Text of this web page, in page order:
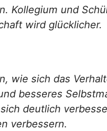
Kollegium und
wird glücklicher.
wie sich das
besseres
deutlich
verbessern.